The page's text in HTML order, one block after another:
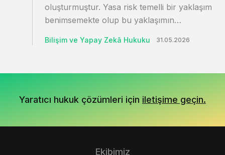
oluşturmuştur. Yasa risk temelli bir yaklaşım
benimsemekte olup bu yaklaşımın…
Bilişim ve Yapay Zekâ Hukuku 31.05.2026
Yaratıcı hukuk çözümleri için iletişime geçin.
Ekibimiz